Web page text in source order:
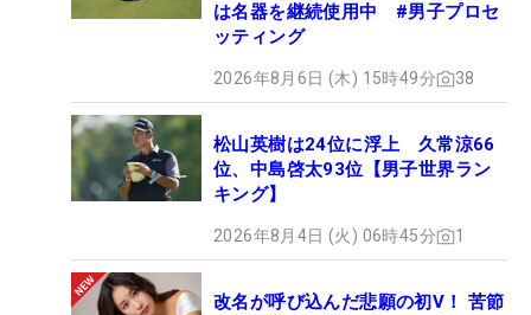
は名器を継続使用中 #男子プロセ
ッティング
2026年8月6日 (木) 15時49分 38
松山英樹は24位に浮上 久常涼66
位、中島啓太93位【男子世界ラン
キング】
2026年8月4日 (火) 06時45分 1
改名が呼び込んだ悲願の初V！ 苦節